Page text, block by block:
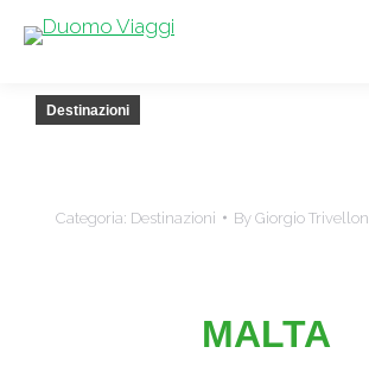
Destinazioni
Categoria: Destinazioni By Giorgio Trivellon
MALTA